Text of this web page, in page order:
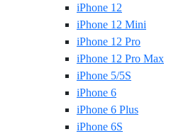
iPhone 12
iPhone 12 Mini
iPhone 12 Pro
iPhone 12 Pro Max
iPhone 5/5S
iPhone 6
iPhone 6 Plus
iPhone 6S